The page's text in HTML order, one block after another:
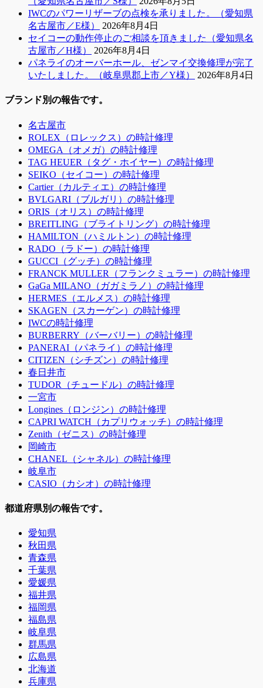
IWCのパワーリザーブの点検を承りました。（愛知県
名古屋市／E様）
2026年8月4日
セイコーの動作停止のご相談を頂きました（愛知県名
古屋市／H様）
2026年8月4日
パネライのオーバーホール、ゼンマイ交換修理が完了
いたしました。（岐阜県郡上市／Y様）
2026年8月4日
ブランド別の報告です。
名古屋市
ROLEX（ロレックス）の時計修理
OMEGA（オメガ）の時計修理
TAG HEUER（タグ・ホイヤー）の時計修理
SEIKO（セイコー）の時計修理
Cartier（カルティエ）の時計修理
BVLGARI（ブルガリ）の時計修理
ORIS（オリス）の時計修理
BREITLING（ブライトリング）の時計修理
HAMILTON（ハミルトン）の時計修理
RADO（ラドー）の時計修理
GUCCI（グッチ）の時計修理
FRANCK MULLER（フランクミュラー）の時計修理
GaGa MILANO（ガガミラノ）の時計修理
HERMES（エルメス）の時計修理
SKAGEN（スカーゲン）の時計修理
IWCの時計修理
BURBERRY（バーバリー）の時計修理
PANERAI（パネライ）の時計修理
CITIZEN（シチズン）の時計修理
春日井市
TUDOR（チュードル）の時計修理
一宮市
Longines（ロンジン）の時計修理
CAPRI WATCH（カプリウォッチ）の時計修理
Zenith（ゼニス）の時計修理
岡崎市
CHANEL（シャネル）の時計修理
岐阜市
CASIO（カシオ）の時計修理
都道府県別の報告です。
愛知県
秋田県
青森県
千葉県
愛媛県
福井県
福岡県
福島県
岐阜県
群馬県
広島県
北海道
兵庫県